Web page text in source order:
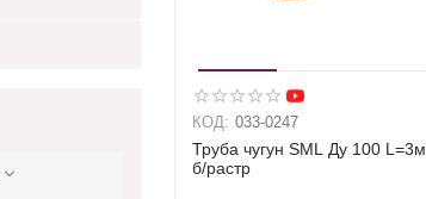
КОД: 033-0247
Труба чугун SML Ду 100 L=3м
б/растр